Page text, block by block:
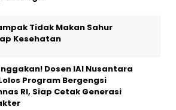
Tidak Makan Sahur
Kesehatan
Dosen IAI Nusantara
Program Bergengsi
RI, Siap Cetak Generasi